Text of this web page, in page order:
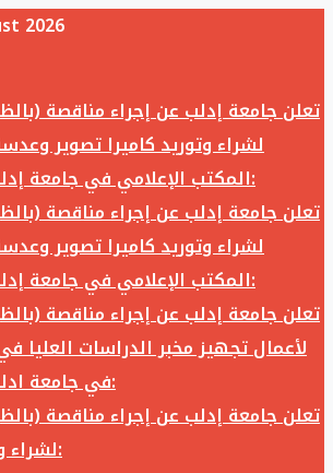
2026
تعلن جامعة إدلب عن إجراء مناقصة
لشراء وتوريد كاميرا تصوير
المكتب الإعلامي في جامعة إدلب وفق الآتي:
تعلن جامعة إدلب عن إجراء مناقصة
لشراء وتوريد كاميرا تصوير
المكتب الإعلامي في جامعة إدلب وفق الآتي:
تعلن جامعة إدلب عن إجراء مناقصة
لأعمال تجهيز مخبر الدراسات العليا
في جامعة ادلب وفق الآتي:
تعلن جامعة إدلب عن إجراء مناقصة
لشراء وتوريد ما يلي: